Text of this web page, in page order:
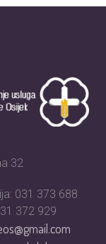
32
031 373 688
372 929